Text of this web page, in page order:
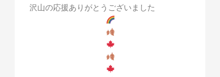
沢山の応援ありがとうございました